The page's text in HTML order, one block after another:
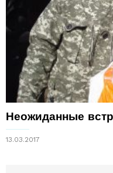
Неожиданные
13.03.2017